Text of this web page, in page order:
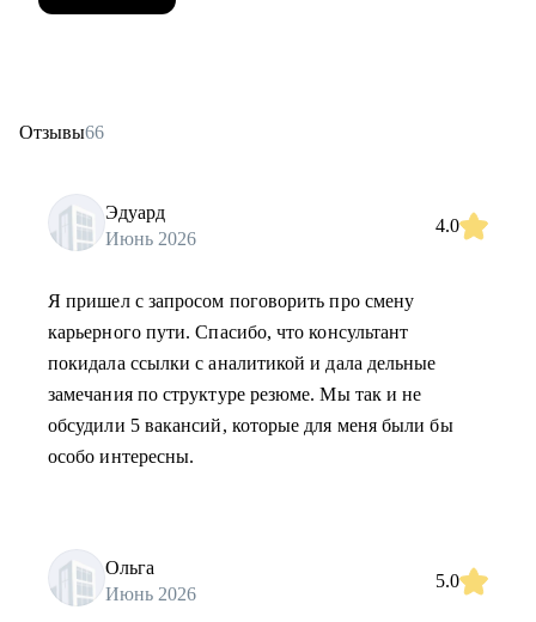
Отзывы66
Эдуард
Июнь 2026
4.0
Я пришел с запросом поговорить про смену
карьерного пути. Спасибо, что консультант
покидала ссылки с аналитикой и дала дельные
замечания по структуре резюме. Мы так и не
обсудили 5 вакансий, которые для меня были бы
особо интересны.
Ольга
Июнь 2026
5.0